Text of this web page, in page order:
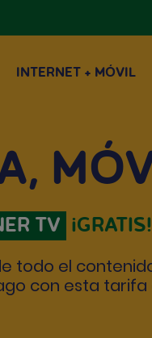
INTERNET + MÓVIL
TV ¡GRATIS!
todo el
con esta tarifa